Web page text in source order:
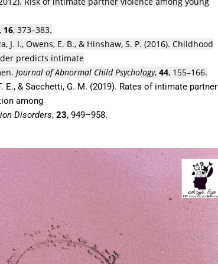
, 16,373–383.
J. I.,Owens, E. B., & Hinshaw, S. P. (2016).Childhood
predicts intimate
. Journal of Abnormal Child Psychology,44, 155–166.
E., &Sacchetti, G. M. (2019). Rates of intimate partner
among
Disorders,23,949–958.